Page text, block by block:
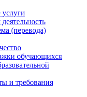
(перевода)
обучающихся
и требования